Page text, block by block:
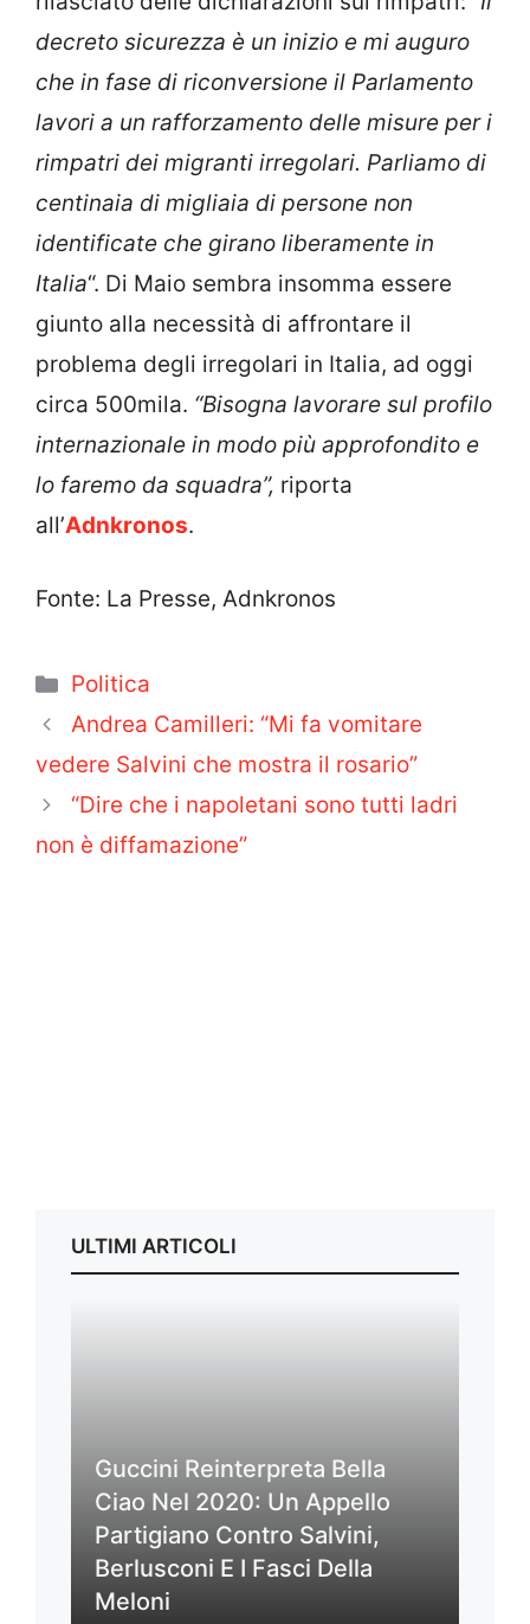
decreto sicurezza è un inizio e mi auguro
che in fase di riconversione il Parlamento
lavori a un rafforzamento delle misure per i
rimpatri dei migranti irregolari. Parliamo di
centinaia di migliaia di persone non
identificate che girano liberamente in
Italia“. Di Maio sembra insomma essere
giunto alla necessità di affrontare il
problema degli irregolari in Italia, ad oggi
circa 500mila. “Bisogna lavorare sul profilo
internazionale in modo più approfondito e
lo faremo da squadra”, riporta
all’Adnkronos.
Fonte: La Presse, Adnkronos
Categorie
Politica
Andrea Camilleri: “Mi fa vomitare
vedere Salvini che mostra il rosario”
“Dire che i napoletani sono tutti ladri
non è diffamazione”
ULTIMI ARTICOLI
Guccini Reinterpreta Bella
Ciao Nel 2020: Un Appello
Partigiano Contro Salvini,
Berlusconi E I Fasci Della
Meloni